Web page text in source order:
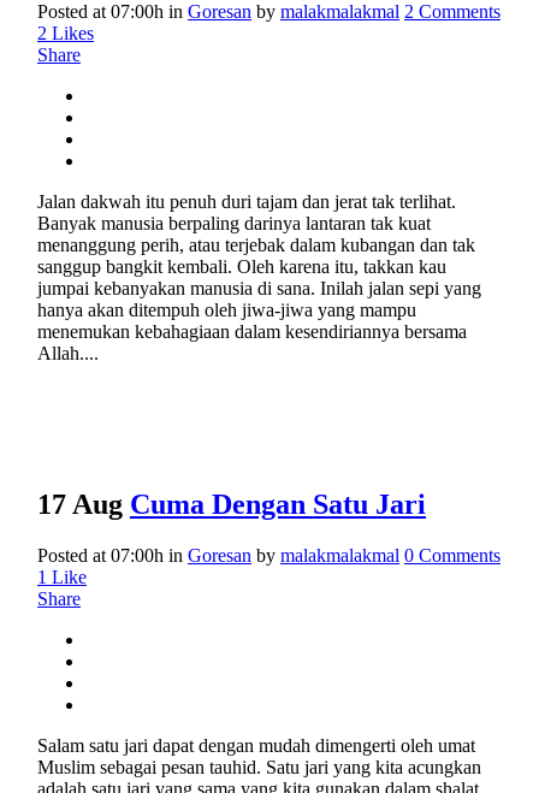
Posted at 07:00h in Goresan by malakmalakmal 2 Comments
2 Likes
Share
Jalan dakwah itu penuh duri tajam dan jerat tak terlihat.
Banyak manusia berpaling darinya lantaran tak kuat
menanggung perih, atau terjebak dalam kubangan dan tak
sanggup bangkit kembali. Oleh karena itu, takkan kau
jumpai kebanyakan manusia di sana. Inilah jalan sepi yang
hanya akan ditempuh oleh jiwa-jiwa yang mampu
menemukan kebahagiaan dalam kesendiriannya bersama
Allah....
17 Aug Cuma Dengan Satu Jari
Posted at 07:00h in Goresan by malakmalakmal 0 Comments
1 Like
Share
Salam satu jari dapat dengan mudah dimengerti oleh umat
Muslim sebagai pesan tauhid. Satu jari yang kita acungkan